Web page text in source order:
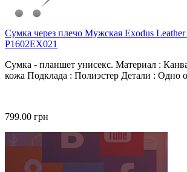
Сумка через плечо Мужская Exodus
P1602EX021
Сумка - планшет унисекс. Материал :
кожа Подклада : Полиэстер Детали : Одно
799.00 грн